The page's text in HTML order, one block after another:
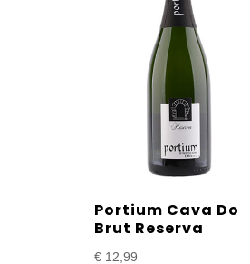
Portium Cava Do
Brut Reserva
€12,99